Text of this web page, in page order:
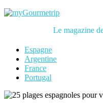
Le magazine
Espagne
Argentine
France
Portugal